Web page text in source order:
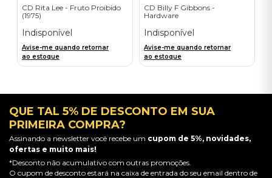
CD Rita Lee - Fruto Proibido
(1975)
Indisponível
Avise-me quando retornar
ao estoque
CD Billy F Gibbons -
Hardware
Indisponível
Avise-me quando retornar
ao estoque
QUE TAL 5% DE DESCONTO EM SUA
PRIMEIRA COMPRA?
Assinando a newsletter você recebe um cupom de 5%, novidades,
ofertas e muito mais!
*Desconto não acumulativo com outras promoções.
O cupom de desconto estará na caixa de entrada do seu email dentro de